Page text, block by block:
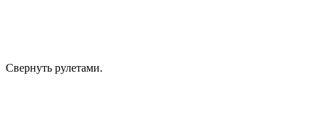
Свернуть рулетами.